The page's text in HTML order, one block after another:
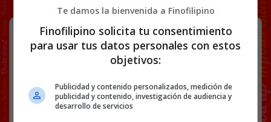
Cuando pides comida a domicilio
(está pasando).
@pepeylucass
Te damos la bienvenida a Finofilipino
Finofilipino solicita tu consentimiento
para usar tus datos personales con estos
objetivos:
Publicidad y contenido personalizados, medición de
publicidad y contenido, investigación de audiencia y
desarrollo de servicios